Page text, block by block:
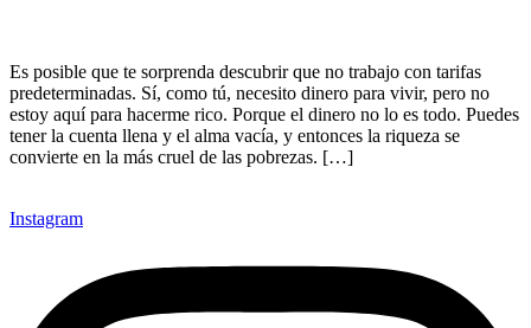
Es posible que te sorprenda descubrir que no trabajo con tarifas
predeterminadas. Sí, como tú, necesito dinero para vivir, pero no
estoy aquí para hacerme rico. Porque el dinero no lo es todo. Puedes
tener la cuenta llena y el alma vacía, y entonces la riqueza se
convierte en la más cruel de las pobrezas. […]
Instagram